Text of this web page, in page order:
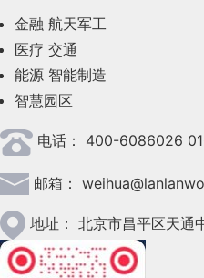
2023年6月(58)
2023年5月(28)
2023年4月(47)
2023年3月(37)
2023年2月(90)
2023年1月(78)
2022年12月(45)
金融 航天军工
医疗 交通
能源 智能制造
智慧园区
电话： 400-6086026
邮箱：
地址： 北京市昌平区天通